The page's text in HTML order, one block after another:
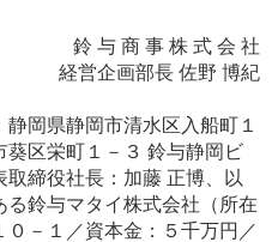
鈴 与 商 事 株 式 会 社
経営企画部長 佐野 博紀
岡県静岡市清水区入船町１
葵区栄町１－３ 鈴与静岡ビ
締役社長：加藤 正博、以
鈴与マタイ株式会社（所在
－１／資本金：５千万円／